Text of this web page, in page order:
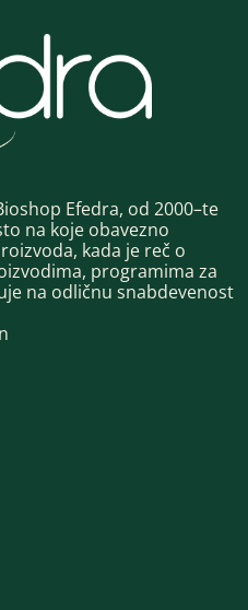
Efedra, od 2000–te
na koje obavezno
kada je reč o
programima za
na odličnu snabdevenost